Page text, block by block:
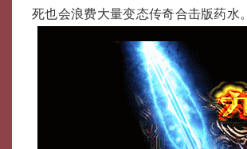
死也会浪费大量变态传奇合击版药水。